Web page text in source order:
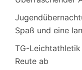
Spaß und eine
TG-
Reute ab